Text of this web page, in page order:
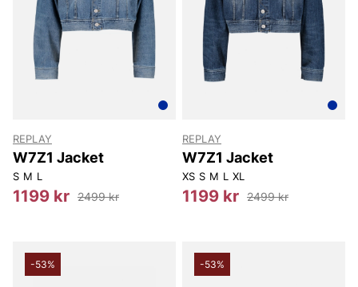
REPLAY
W7Z1 Jacket
S M L
1199 kr 2499 kr
REPLAY
W7Z1 Jacket
XS S M L XL
1199 kr 2499 kr
-53% -53%